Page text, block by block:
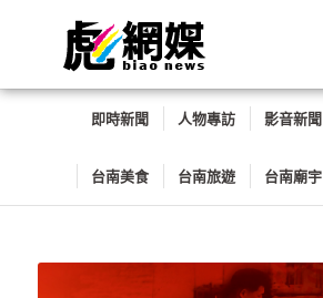
即時新聞 人物專訪 影音新聞
台南美食 台南旅遊 台南廟宇